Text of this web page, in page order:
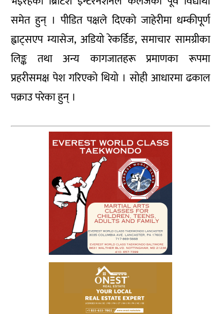
समेत हुन् । पीडित पक्षले दिएको जाहेरीमा धम्कीपूर्ण
ह्वाट्सएप म्यासेज, अडियो रेकर्डिङ, समाचार सामग्रीका
लिङ्क तथा अन्य कागजातहरू प्रमाणका रूपमा
प्रहरीसमक्ष पेश गरिएको थियो । सोही आधारमा ढकाल
पक्राउ परेका हुन् ।